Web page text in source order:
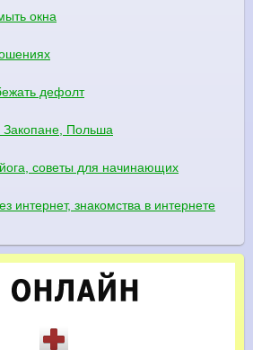
окна
дефолт
Польша
советы для начинающих
интернет, знакомства в интернете